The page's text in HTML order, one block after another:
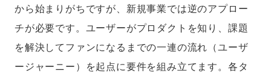
から始まりがちですが、新規事業では逆のアプロー
チが必要です。ユーザーがプロダクトを知り、課題
を解決してファンになるまでの一連の流れ（ユーザ
ージャーニー）を起点に要件を組み立てます。各タ